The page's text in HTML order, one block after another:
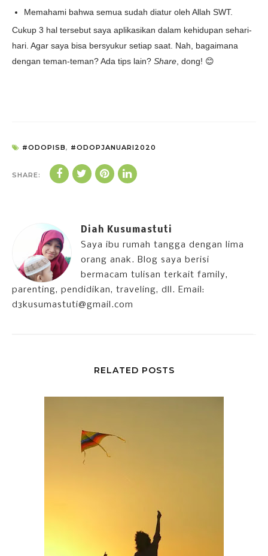
Memahami bahwa semua sudah diatur oleh Allah SWT.
Cukup 3 hal tersebut saya aplikasikan dalam kehidupan sehari-
hari. Agar saya bisa bersyukur setiap saat. Nah, bagaimana
dengan teman-teman? Ada tips lain? Share , dong! 😊
#ODOPISB, #ODOPJANUARI2020
SHARE:
Diah Kusumastuti
Saya ibu rumah tangga dengan lima
orang anak. Blog saya berisi
bermacam tulisan terkait family,
parenting, pendidikan, traveling, dll. Email:
d3kusumastuti@gmail.com
RELATED POSTS